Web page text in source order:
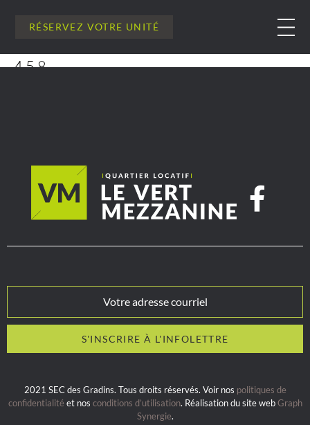
RÉSERVEZ VOTRE UNITÉ
458
2021 SEC des Gradins. Tous droits réservés. Voir nos politiques de
confidentialité et nos conditions d’utilisation. Réalisation du site webGraph
Synergie.